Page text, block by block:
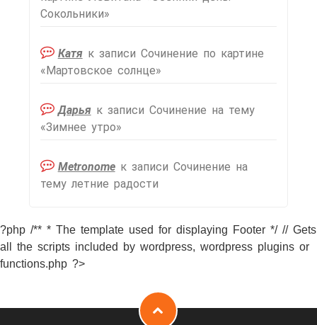
Сокольники»
Катяк записи Сочинение по картине
«Мартовское солнце»
Дарьяк записи Сочинение на тему
«Зимнее утро»
Metronomeк записи Сочинение на
тему летние радости
?php /** * The template used for displaying Footer */ // Gets
all the scripts included by wordpress, wordpress plugins or
functions.php ?>